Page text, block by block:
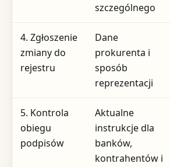
szczególnego
4. Zgłoszenie
zmiany do
rejestru
Dane
prokurenta i
sposób
reprezentacji
5. Kontrola
obiegu
podpisów
Aktualne
instrukcje dla
banków,
kontrahentów i